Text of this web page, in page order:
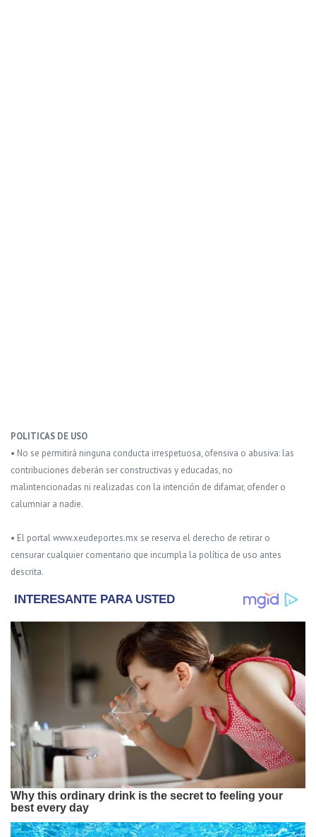
POLITICAS DE USO
• No se permitirá ninguna conducta irrespetuosa, ofensiva o abusiva: las
contribuciones deberán ser constructivas y educadas, no
malintencionadas ni realizadas con la intención de difamar, ofender o
calumniar a nadie.
• El portal www.xeudeportes.mx se reserva el derecho de retirar o
censurar cualquier comentario que incumpla la política de uso antes
descrita.